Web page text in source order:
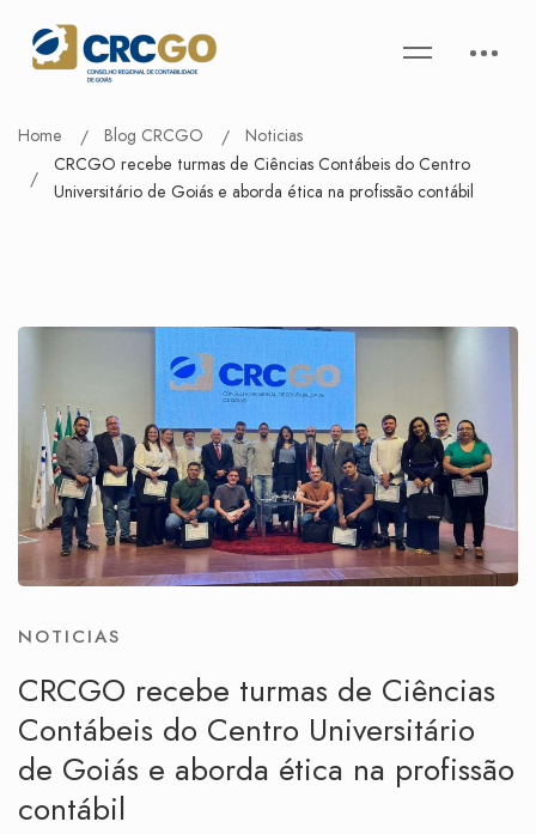
Home Blog CRCGO
Noticias
CRCGO recebe turmas de Ciências Contábeis do Centro
Universitário de Goiás e aborda ética na profissão contábil
NOTICIAS
CRCGO recebe turmas de Ciências
Contábeis do Centro Universitário
de Goiás e aborda ética na profissão
contábil